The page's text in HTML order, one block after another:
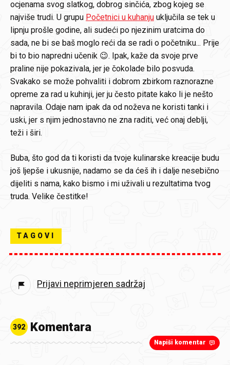
ocjenama svog slatkog, dobrog sinčića, zbog kojeg se
najviše trudi. U grupu Početnici u kuhanju uključila se tek u
lipnju prošle godine, ali sudeći po njezinim uratcima do
sada, ne bi se baš moglo reći da se radi o početniku... Prije
bi to bio napredni učenik 😉. Ipak, kaže da svoje prve
praline nije pokazivala, jer je čokolade bilo posvuda.
Svakako se može pohvaliti i dobrom zbirkom raznorazne
opreme za rad u kuhinji, jer ju često pitate kako li je nešto
napravila. Odaje nam ipak da od noževa ne koristi tanki i
uski, jer s njim jednostavno ne zna raditi, već onaj deblji,
teži i širi.
Buba, što god da ti koristi da tvoje kulinarske kreacije budu
još ljepše i ukusnije, nadamo se da ćeš ih i dalje nesebično
dijeliti s nama, kako bismo i mi uživali u rezultatima tvog
truda. Velike čestitke!
TAGOVI
Prijavi neprimjeren sadržaj
392 Komentara
Napiši komentar